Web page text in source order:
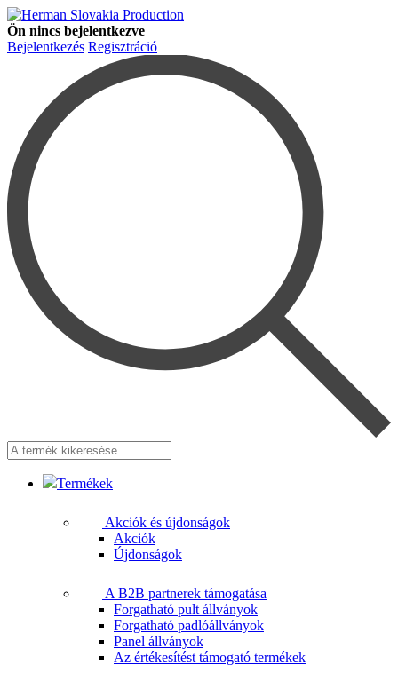
Ön nincs bejelentkezve
Bejelentkezés Regisztráció
A
termék
kikereséseTermékek
Akciók és újdonságok
Akciók
Újdonságok
A B2B partnerek támogatása
Forgatható pult állványok
Forgatható padlóállványok
Panel állványok
Az értékesítést támogató termékek